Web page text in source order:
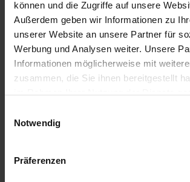
können und die Zugriffe auf unsere
Außerdem geben wir Informationen zu
unserer Website an unsere Partner für
Werbung und Analysen weiter. Unsere
Informationen möglicherweise mit
zusammen, die Sie ihnen bereitgestellt
Notwendig
Präferenzen
ab sofort
Das sind deine Aufgaben:
Analysieren und Beheben von Störungen
vollautomatisierten Fertigungsanlagen
Anlagenverfügbarkeit
Gute Erreichbarkeit